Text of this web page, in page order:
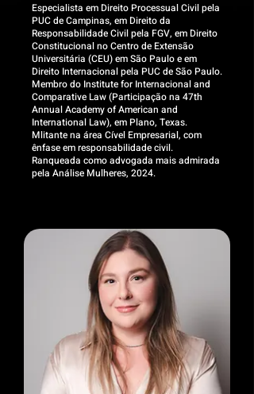
Especialista em Direito Processual Civil pela
PUC de Campinas, em Direito da
Responsabilidade Civil pela FGV, em Direito
Constitucional no Centro de Extensão
Universitária (CEU) em São Paulo e em
Direito Internacional pela PUC de São Paulo.
Membro do Institute for Internacional and
Comparative Law (Participação na 47th
Annual Academy of American and
International Law), em Plano, Texas.
Mlitante na área Cível Empresarial, com
ênfase em responsabilidade civil.
Ranqueada como advogada mais admirada
pela Análise Mulheres, 2024.